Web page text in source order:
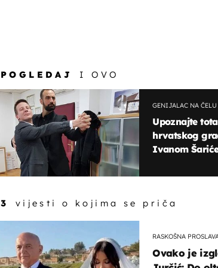
POGLEDAJ I OVO
GENIJALAC NA
Upoznajte
hrvatskog
Ivanom
3 vijesti o kojima se priča
RASKOŠNA
Ovako je